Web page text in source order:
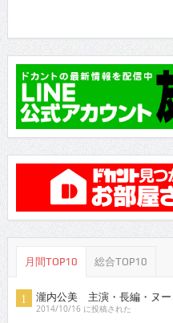
月間TOP10 総合TOP10
瀧内公美 主演・長編・ヌー
2014/10/16 に投稿された